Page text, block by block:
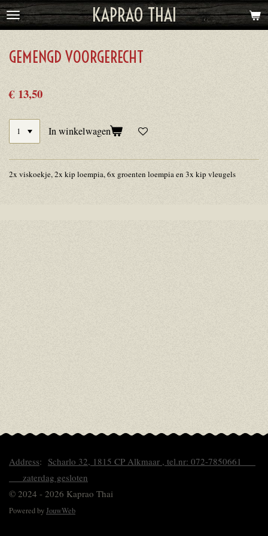
Ga
direct
de
KAPRAO THAI
GEMENGD VOORGERECHT
€ 13,50
In winkelwagen
2x viskoekje, 2x kip loempia, 6x groenten loempia en 3x kip vleugels
Address: Scharlo 32, 1815 CP Alkmaar , tel.nr: 072-7850661
zaterdag gesloten
© 2024 - 2026 Kaprao Thai
Powered byJouwWeb